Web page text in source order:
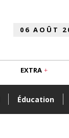
Éducation
EXTRA